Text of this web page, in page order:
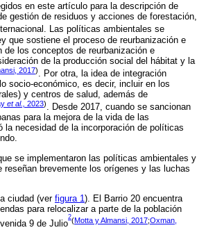
en este artículo para la descripción de
gestión de residuos y acciones de forestación,
Las políticas ambientales se
que sostiene el proceso de reurbanización e
de los conceptos de reurbanización e
de la producción social del hábitat y la
2017)
. Por otra, la idea de integración
socio-económico, es decir, incluir en los
y centros de salud, además de
et al., 2023). Desde 2017, cuando se sancionan
para la mejora de la vida de las
necesidad de la incorporación de políticas
se implementaron las políticas ambientales y
brevemente los orígenes y las luchas
ciudad (ver figura 1). El Barrio 20 encuentra
para relocalizar a parte de la población
9 de Julio
2(Motta y Almansi, 2017;Oxman,